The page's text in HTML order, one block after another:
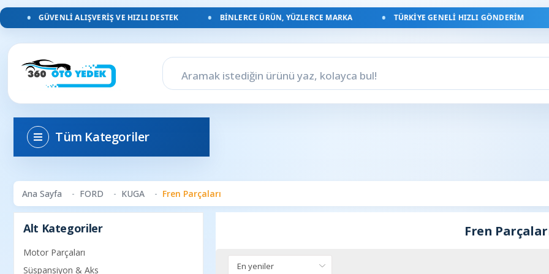
GÜVENLI ALIŞVERIŞ VE HIZLI DESTEK BINLERCE ÜRÜN, YÜZLERCE MARKA TÜRKIYE GENELI HIZLI GÖNDERIM
Tüm Kategoriler
Ana Sayfa FORD KUGA Fren Parçaları
Alt Kategoriler
Motor Parçaları
Süspansiyon & Aks
Fren